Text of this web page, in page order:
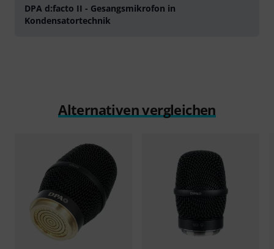
DPA d:facto II - Gesangsmikrofon in
Kondensatortechnik
Alternativen vergleichen